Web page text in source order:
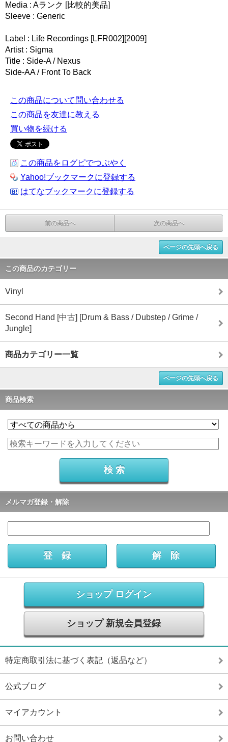
Media : Aランク [比較的美品]
Sleeve : Generic
Label : Life Recordings [LFR002][2009]
Artist : Sigma
Title : Side-A / Nexus
Side-AA / Front To Back
この商品について問い合わせる
この商品を友達に教える
買い物を続ける
この商品をログピでつぶやく
Yahoo!ブックマークに登録する
はてなブックマークに登録する
前の商品へ 次の商品へ
ページの先頭へ戻る
この商品のカテゴリー
Vinyl
Second Hand [中古] [Drum & Bass / Dubstep / Grime /
Jungle]
商品カテゴリー一覧
ページの先頭へ戻る
商品検索
メルマガ登録・解除
ショップ ログイン
ショップ 新規会員登録
特定商取引法に基づく表記（返品など）
公式ブログ
マイアカウント
お問い合わせ